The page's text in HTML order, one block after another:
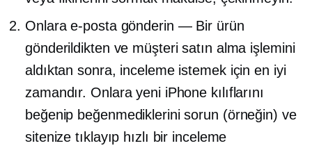
Onlara e-posta gönderin — Bir ürün
gönderildikten ve müşteri satın alma işlemini
aldıktan sonra, inceleme istemek için en iyi
zamandır. Onlara yeni iPhone kılıflarını
beğenip beğenmediklerini sorun (örneğin) ve
sitenize tıklayıp hızlı bir inceleme